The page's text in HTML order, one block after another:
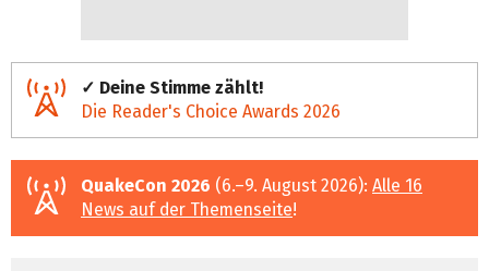
✓ Deine Stimme zählt!
Die Reader's Choice Awards 2026
QuakeCon 2026 (6.–9. August 2026): Alle 16
News auf der Themenseite!